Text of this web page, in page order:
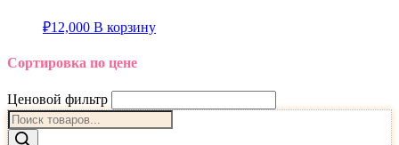
₽12,000 В корзину
Сортировка по цене
Ценовой фильтр
Поиск
товаров